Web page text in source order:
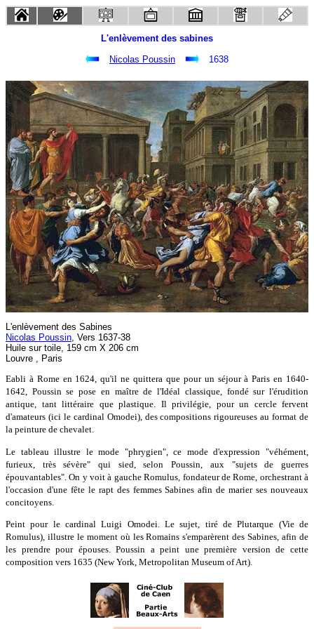
L'enlèvement des sabines
Nicolas Poussin
1638
L'enlèvement des Sabines
Nicolas Poussin , Vers 1637-38
Huile sur toile, 159 cm X 206 cm
Louvre , Paris
Eabli à Rome en 1624, qu'il ne quittera que pour un séjour à Paris en 1640-
1642, Poussin se pose en maître de l'Idéal classique, fondé sur l'érudition
antique, tant littéraire que plastique. Il privilégie, pour un cercle fervent
d'amateurs (ici le cardinal Omodei), des compositions rigoureuses au format de
la peinture de chevalet.
Le tableau illustre le mode "phrygien", ce mode d'expression "véhément,
furieux, très sévère" qui sied, selon Poussin, aux "sujets de guerres
épouvantables". On y voit à gauche Romulus, fondateur de Rome, orchestrant à
l'occasion d'une fête le rapt des femmes Sabines afin de marier ses nouveaux
concitoyens.
Peint pour le cardinal Luigi Omodei. Le sujet, tiré de Plutarque (Vie de
Romulus), illustre le moment où les Romains s'emparèrent des Sabines, afin de
les prendre pour épouses. Poussin a peint une première version de cette
composition vers 1635 (New York, Metropolitan Museum of Art).